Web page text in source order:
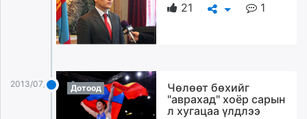
21
1
2013/07/26 Дотоод
Чөлөөт бөхийг
"аврахад" хоёр сарын
л хугацаа үлдлээ